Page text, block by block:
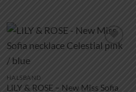
Lägg till i
HALSBAND
LILY & ROSE – New Miss Sofia